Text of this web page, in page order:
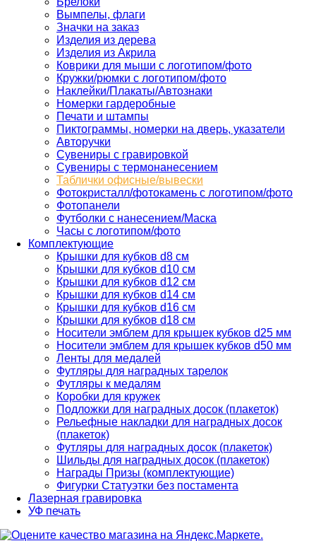
Вымпелы, флаги
Значки на заказ
Изделия из дерева
Изделия из Акрила
Коврики для мыши с логотипом/фото
Кружки/рюмки с логотипом/фото
Наклейки/Плакаты/Автознаки
Номерки гардеробные
Печати и штампы
Пиктограммы, номерки на дверь, указатели
Авторучки
Сувениры c гравировкой
Сувениры с термонанесением
Таблички офисные/вывески
Фотокристалл/фотокамень с логотипом/фото
Фотопанели
Футболки с нанесением/Маска
Часы с логотипом/фото
Комплектующие
Крышки для кубков d8 см
Крышки для кубков d10 см
Крышки для кубков d12 см
Крышки для кубков d14 см
Крышки для кубков d16 см
Крышки для кубков d18 см
Носители эмблем для крышек кубков d25 мм
Носители эмблем для крышек кубков d50 мм
Ленты для медалей
Футляры для наградных тарелок
Футляры к медалям
Коробки для кружек
Подложки для наградных досок (плакеток)
Рельефные накладки для наградных досок
(плакеток)
Футляры для наградных досок (плакеток)
Шильды для наградных досок (плакеток)
Награды Призы (комплектующие)
Фигурки Статуэтки без постамента
Лазерная гравировка
УФ печать